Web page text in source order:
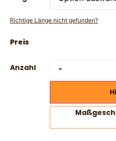
Richtige Länge nicht gefunden?
Anzahl -